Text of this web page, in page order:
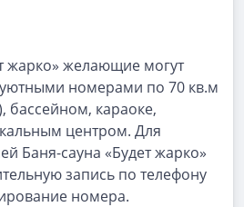
жарко» желающие могут
уютными номерами по 70 кв.м
бассейном, караоке,
центром. Для
Баня-сауна «Будет жарко»
запись по телефону
номера.